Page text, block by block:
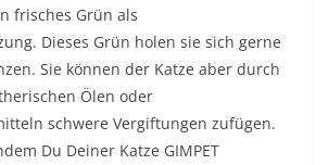
frisches Grün als
Dieses Grün holen sie sich gerne
Sie können der Katze aber durch
Ölen oder
schwere Vergiftungen zufügen.
Du Deiner Katze GIMPET